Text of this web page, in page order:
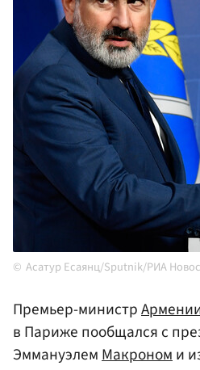
Асатур Есаянц/Sputnik/РИА
Премьер-министр
в Париже пообщался с
ЭммануэлемМакрономи